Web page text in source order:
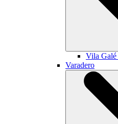
Vila Galé
Varadero